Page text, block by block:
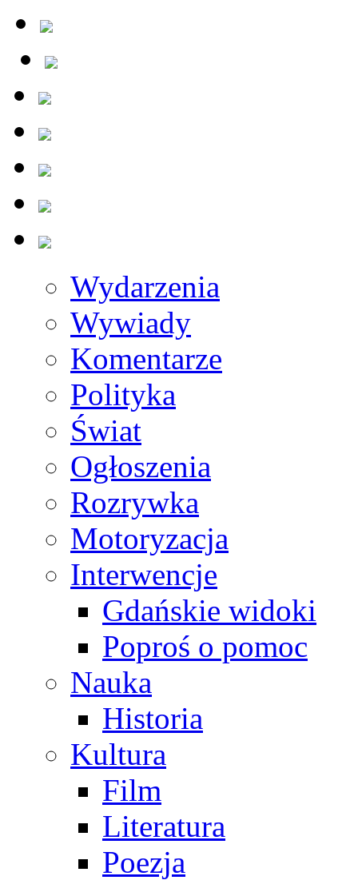
Wydarzenia
Wywiady
Komentarze
Polityka
Świat
Ogłoszenia
Rozrywka
Motoryzacja
Interwencje
Gdańskie widoki
Poproś o pomoc
Nauka
Historia
Kultura
Film
Literatura
Poezja